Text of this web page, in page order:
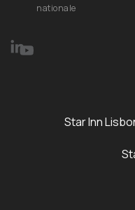
nationale
Star Inn